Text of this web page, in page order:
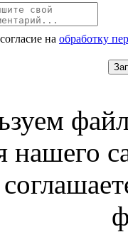
на обработку
нашего